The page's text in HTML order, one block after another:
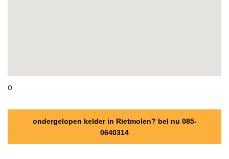
o
ondergelopen kelder in Rietmolen? bel nu 085-
0640314